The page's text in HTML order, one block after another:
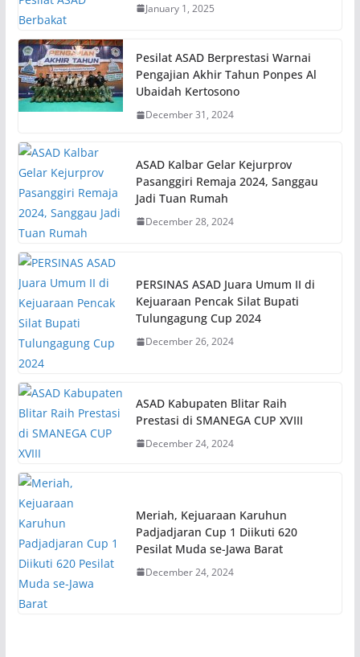
January 1, 2025
Pesilat ASAD Berprestasi Warnai
Pengajian Akhir Tahun Ponpes Al
Ubaidah Kertosono
December 31, 2024
ASAD Kalbar Gelar Kejurprov
Pasanggiri Remaja 2024, Sanggau
Jadi Tuan Rumah
December 28, 2024
PERSINAS ASAD Juara Umum II di
Kejuaraan Pencak Silat Bupati
Tulungagung Cup 2024
December 26, 2024
ASAD Kabupaten Blitar Raih
Prestasi di SMANEGA CUP XVIII
December 24, 2024
Meriah, Kejuaraan Karuhun
Padjadjaran Cup 1 Diikuti 620
Pesilat Muda se-Jawa Barat
December 24, 2024